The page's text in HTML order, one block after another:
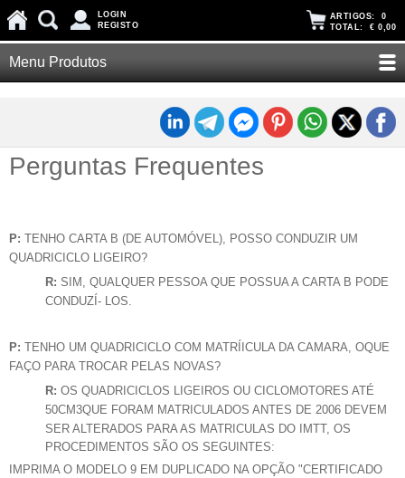
LOGIN
REGISTO
ARTIGOS: 0
TOTAL: € 0,00
Menu Produtos
Perguntas Frequentes
P: TENHO CARTA B (DE AUTOMÓVEL), POSSO CONDUZIR UM
QUADRICICLO LIGEIRO?
R: SIM, QUALQUER PESSOA QUE POSSUA A CARTA B PODE
CONDUZÍ- LOS.
P: TENHO UM QUADRICICLO COM MATRÍICULA DA CAMARA, OQUE
FAÇO PARA TROCAR PELAS NOVAS?
R: OS QUADRICICLOS LIGEIROS OU CICLOMOTORES ATÉ
50CM3QUE FORAM MATRICULADOS ANTES DE 2006 DEVEM
SER ALTERADOS PARA AS MATRICULAS DO IMTT, OS
PROCEDIMENTOS SÃO OS SEGUINTES:
IMPRIMA O MODELO 9 EM DUPLICADO NA OPÇÃO "CERTIFICADO